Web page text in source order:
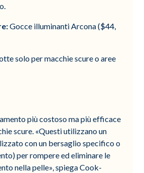
Gocce illuminanti Arcona ($44,
solo per macchie scure o aree
più costoso ma più efficace
scure. «Questi utilizzano un
con un bersaglio specifico o
per rompere ed eliminare le
nella pelle», spiega Cook-